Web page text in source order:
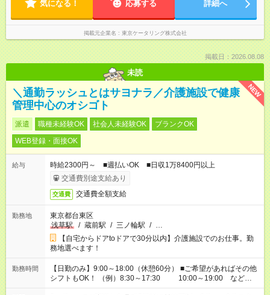
気になる！ 応募する 詳細へ
掲載元企業名 東京ケータリング株式会社
掲載日：2026.08.08
未読
NEW
＼通勤ラッシュとはサヨナラ／介護施設で健康
管理中心のオシゴト
派遣 職種未経験OK 社会人未経験OK
ブランクOK
WEB登録・面接OK
給与
時給2300円～ ■週払いOK ■日収1万8400円以上
交通費別途支給あり
交通費 交通費全額支給
勤務地
東京都台東区
浅草駅
/ 蔵前駅 / 三ノ輪駅 / …
【自宅からドアtoドアで30分以内】介護施設でのお仕事。勤
務地選べます！
勤務時間
【日勤のみ】9:00～18:00（休憩60分） ■ご希望があればその他
シフトもOK！ （例）8:30～17:30 10:00～19:00 など
「家族とお休みを合わせたい」 「余裕を持って夕飯の準備がし